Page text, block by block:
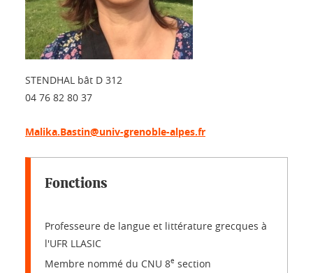
STENDHAL bât D 312
04 76 82 80 37
Malika.Bastin@univ-grenoble-alpes.fr
Fonctions
Professeure de langue et littérature grecques à
l'UFR LLASIC
Membre nommé du CNU 8e section